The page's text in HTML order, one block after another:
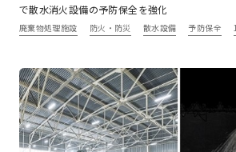
で散水消火設備の予防保全を強化
廃棄物処理施設 防火・防災 散水設備 予防保全